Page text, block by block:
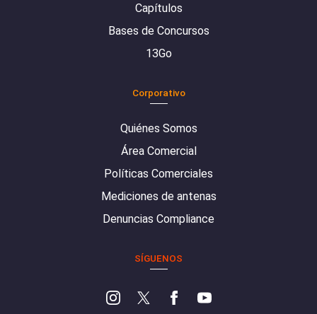
Capítulos
Bases de Concursos
13Go
Corporativo
Quiénes Somos
Área Comercial
Políticas Comerciales
Mediciones de antenas
Denuncias Compliance
SÍGUENOS